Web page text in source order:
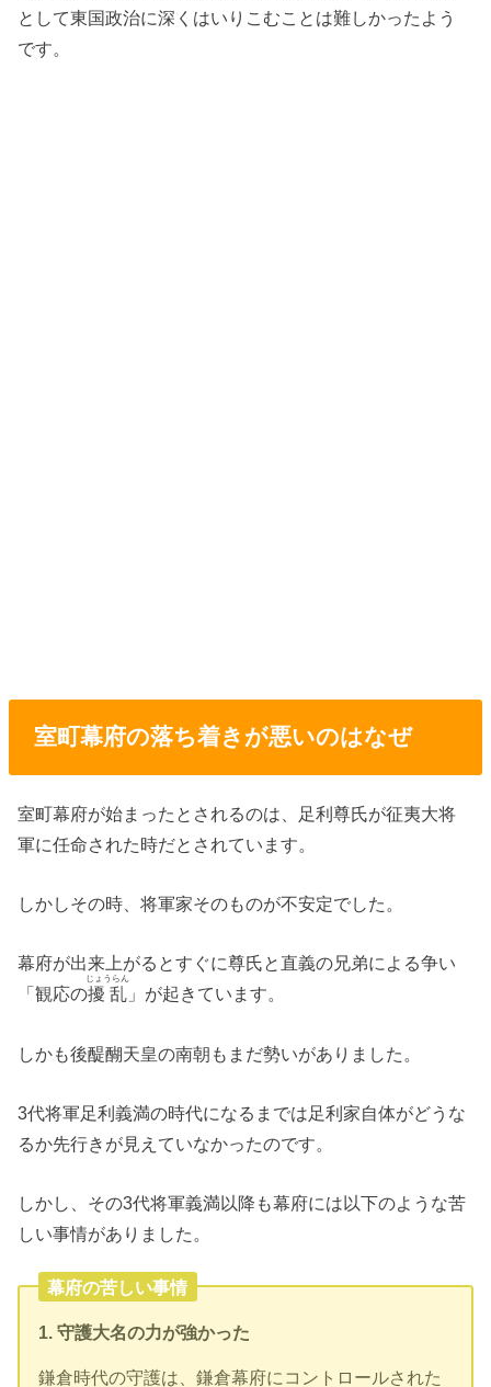
として東国政治に深くはいりこむことは難しかったよう
です。
室町幕府の落ち着きが悪いのはなぜ
室町幕府が始まったとされるのは、足利尊氏が征夷大将
軍に任命された時だとされています。
しかしその時、将軍家そのものが不安定でした。
幕府が出来上がるとすぐに尊氏と直義の兄弟による争い
「観応の擾乱
じょうらん
」が起きています。
しかも後醍醐天皇の南朝もまだ勢いがありました。
3代将軍足利義満の時代になるまでは足利家自体がどうな
るか先行きが見えていなかったのです。
しかし、その3代将軍義満以降も幕府には以下のような苦
しい事情がありました。
幕府の苦しい事情
1. 守護大名の力が強かった
鎌倉時代の守護は、鎌倉幕府にコントロールされた